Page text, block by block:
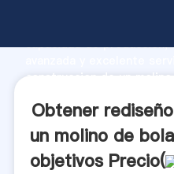
capacidad de
construccion de un
todos los clientes.
Obtener
un molino de
objetivos Precio(